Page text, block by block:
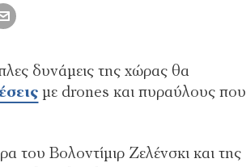
δυνάμεις της χώρας θα
με drones και πυραύλους που
του Βολοντίμιρ Ζελένσκι και της